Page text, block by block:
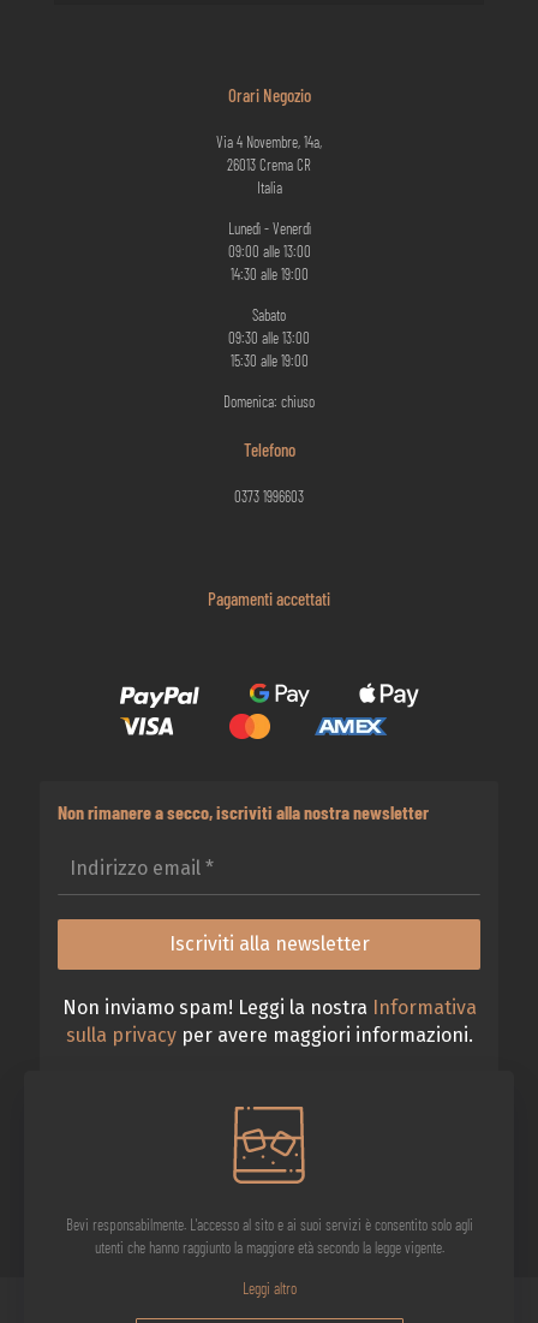
Orari Negozio
Via 4 Novembre, 14a,
26013 Crema CR
Italia
Lunedì - Venerdì
09:00 alle 13:00
14:30 alle 19:00
Sabato
09:30 alle 13:00
15:30 alle 19:00
Domenica: chiuso
Telefono
0373 1996603
Pagamenti accettati
Non rimanere a secco, iscriviti alla nostra newsletter
Non inviamo spam! Leggi la nostra Informativa
sulla privacyper avere maggiori informazioni.
Bevi responsabilmente. L'accesso al sito e ai suoi servizi è consentito solo agli
utenti che hanno raggiunto la maggiore età secondo la legge vigente.
Leggi altro